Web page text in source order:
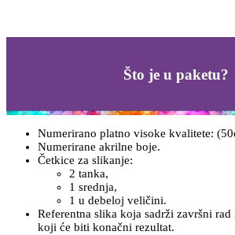
Što je u paketu?
Numerirano platno visoke kvalitete:
Numerirane akrilne boje.
Četkice za slikanje:
2 tanka,
1 srednja,
1 u debeloj veličini.
Referentna slika koja sadrži završni
koji će biti konačni rezultat.